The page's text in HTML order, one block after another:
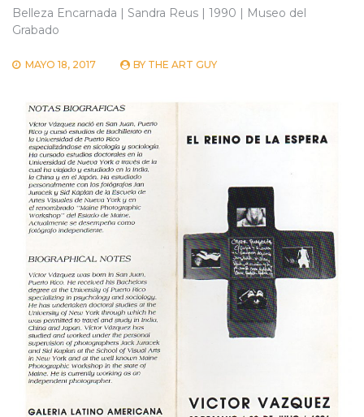
Belleza Encarnada | Sandra Reus | 1990 | Museo del
Grabado
MAYO 18, 2017 BY THE ART GUY